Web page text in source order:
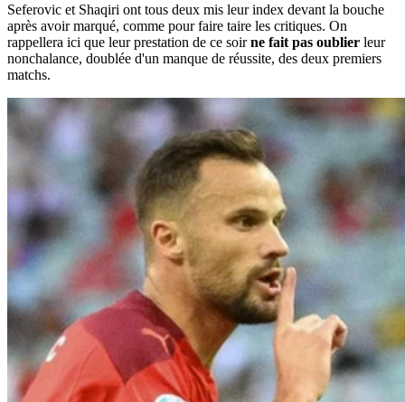
Seferovic et Shaqiri ont tous deux mis leur index devant la bouche
après avoir marqué, comme pour faire taire les critiques. On
rappellera ici que leur prestation de ce soirne fait pas oublier leur
nonchalance, doublée d'un manque de réussite, des deux premiers
matchs.